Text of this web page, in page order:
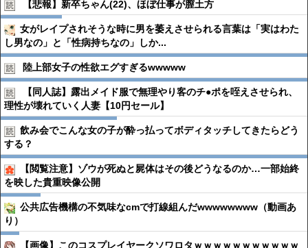
【悲報】新卒ちゃん(22)、ほぼ仕事が膣土方
女がレイプされそうな時に男を萎えさせられる言葉は「実はわた
し男なの」と「性病持ちなの」しか...
陸上部女子の性欲エグすぎるwwwww
【同人誌】露出メイド服で無理やり客のチ●︎ポを咥えさせられ、
理性が壊れていく人妻【10円セール】
飲み会でこんな女の子が酔っ払ってボディタッチしてきたらどう
する？
【閲覧注意】ゾウが死ぬと屍体はその後どうなるのか…一部始終
を映した貴重映像公開
公共広告機構の不気味なcmで打線組んだwwwwwwww（動画あ
り）
【画像】このコスプレイヤークソワロタｗｗｗｗｗｗｗｗｗｗｗ